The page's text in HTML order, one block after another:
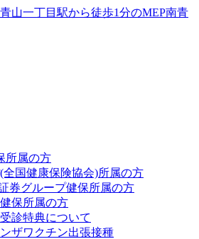
所属の方
全国健康保険協会)所属の方
券グループ健保所属の方
健保所属の方
診特典について
ザワクチン出張接種